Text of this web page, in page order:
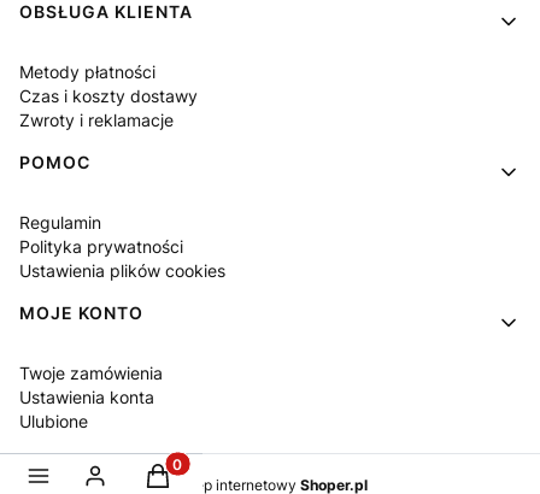
OBSŁUGA KLIENTA
Metody płatności
Czas i koszty dostawy
Zwroty i reklamacje
POMOC
Regulamin
Polityka prywatności
Ustawienia plików cookies
MOJE KONTO
Twoje zamówienia
Ustawienia konta
Ulubione
Sklep internetowy Shoper.pl
Produkty w koszyku: 0. Zobacz szczegóły